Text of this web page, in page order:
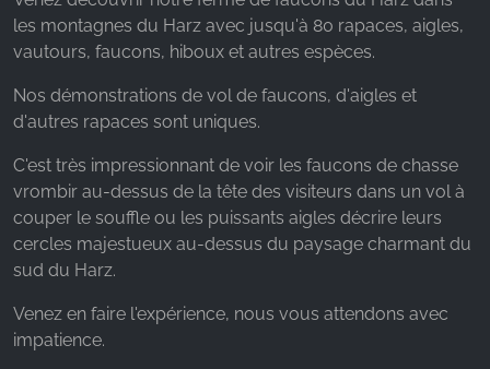
les montagnes du Harz avec jusqu'à 80 rapaces, aigles,
vautours, faucons, hiboux et autres espèces.
Nos démonstrations de vol de faucons, d'aigles et
d'autres rapaces sont uniques.
C'est très impressionnant de voir les faucons de chasse
vrombir au-dessus de la tête des visiteurs dans un vol à
couper le souffle ou les puissants aigles décrire leurs
cercles majestueux au-dessus du paysage charmant du
sud du Harz.
Venez en faire l'expérience, nous vous attendons avec
impatience.
Name:
_fbp, fr, _fbq, fbq
Provider:
Facebook Ireland Ltd.
Purpose:
Mesure de la publicité et marketing
3 mois - 1 an
STATISTIQUES